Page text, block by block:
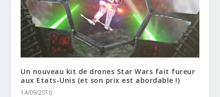
Un nouveau kit de drones Star Wars fait fureur
aux Etats-Unis (et son prix est abordable !)
14/09/2016